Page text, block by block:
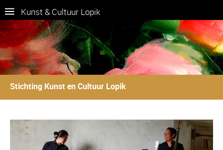
Kunst & Cultuur Lopik
Stichting Kunst en Cultuur Lopik